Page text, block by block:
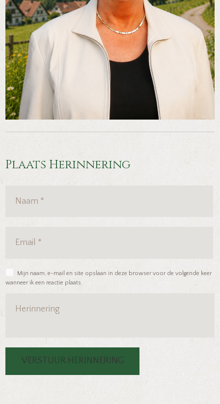
Plaats Herinnering
Mijn naam, e-mail en site opslaan in deze browser voor de volgende keer
wanneer ik een reactie plaats.